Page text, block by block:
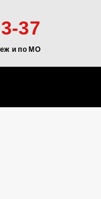
37
и по МО